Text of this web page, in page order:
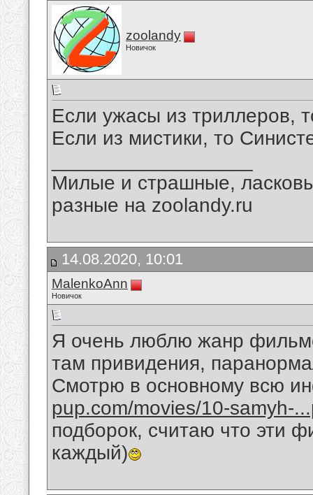
zoolandy
Новичок
Если ужасы из триллеров,
Если из мистики, то
Милые и страшные,
разные на zoolandy.ru
14.08.2020, 10:01
MalenkoAnn
Новичок
Я очень люблю жанр
там привидения,
Смотрю в основному всю
pup.com/movies/10-samyh-
подборок, считаю что эти
каждый)